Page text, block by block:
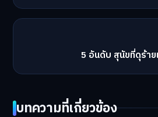
5 อันดับ สุนัขที่ดุร้าย
บทความที่เกี่ยวข้อง